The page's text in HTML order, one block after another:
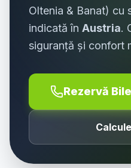
Oltenia & Banat) cu
indicată în Austria.
siguranță și confort
Rezervă